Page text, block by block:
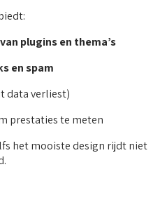
plugins en thema’s
en spam
data verliest)
prestaties te meten
het mooiste design rijdt niet